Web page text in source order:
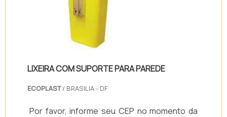
LIXEIRA COM SUPORTE PARA PAREDE
ECOPLAST/ BRASILIA - DF
Por favor, informe seu CEP no momento da